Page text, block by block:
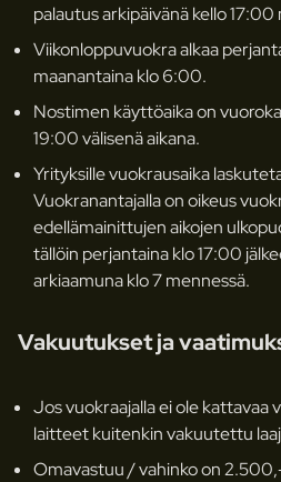
palautus arkipäivänä kello 17:00
Viikonloppuvuokra alkaa
maanantaina klo 6:00.
Nostimen käyttöaika on
19:00 välisenä aikana.
Yrityksille vuokrausaika
Vuokranantajalla on oikeus
edellämainittujen aikojen
tällöin perjantaina klo 17:00
arkiaamuna klo 7 mennessä.
Vakuutukset ja
Jos vuokraajalla ei ole kattavaa
laitteet kuitenkin vakuutettu
Omavastuu / vahinko on